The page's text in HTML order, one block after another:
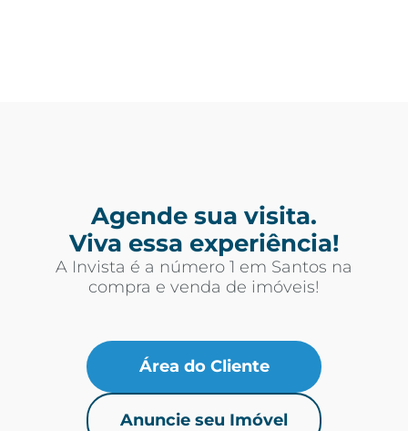
Agende sua visita.
Viva essa experiência!
A Invista é a número 1 em Santos na
compra e venda de imóveis!
Área do Cliente
Anuncie seu Imóvel